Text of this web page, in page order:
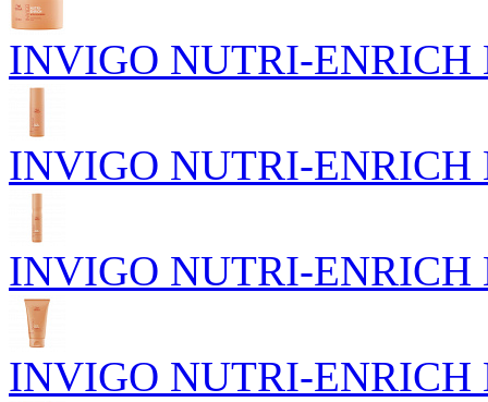
INVIGO NUTRI-ENRICH
INVIGO NUTRI-ENRICH
INVIGO NUTRI-ENRICH
INVIGO NUTRI-ENRICH